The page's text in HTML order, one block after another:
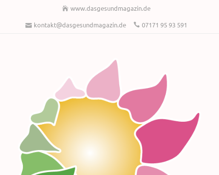
www.dasgesundmagazin.de
kontakt@dasgesundmagazin.de
07171 95 93 591